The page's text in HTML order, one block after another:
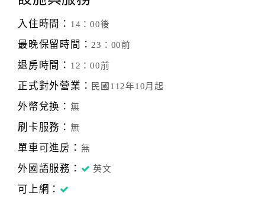
入住時間： 14：00後
最晚保留時間：23：00前
退房時間： 12：00前
正式對外營業： 民國112年10月起
外幣兌換： 無
刷卡服務： 無
單車可進房： 無
外國語服務： 英文
可上網：